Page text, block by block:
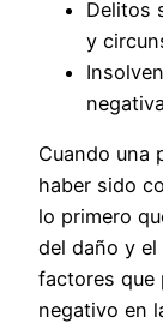
Delitos
y
Cuando una
haber sido
lo primero
del daño y
factores que
negativo en